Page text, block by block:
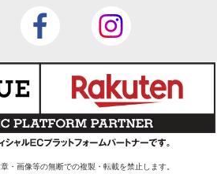
・画像等の無断での複製・転載を禁止します。